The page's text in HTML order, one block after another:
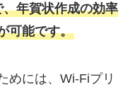
年賀状作成の効率
可能です。
めには、Wi-Fiプリ